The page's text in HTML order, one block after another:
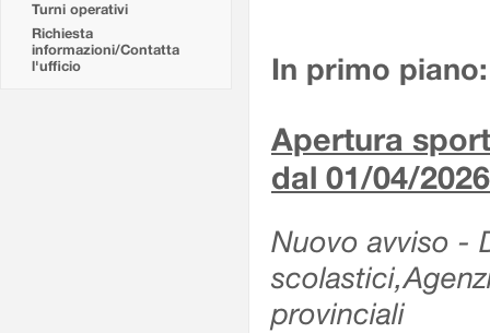
Turni operativi
Richiesta
informazioni/Contatta
l'ufficio
In primo piano:
Apertura
dal 01/04/2026
Nuovo avviso -
provinciali